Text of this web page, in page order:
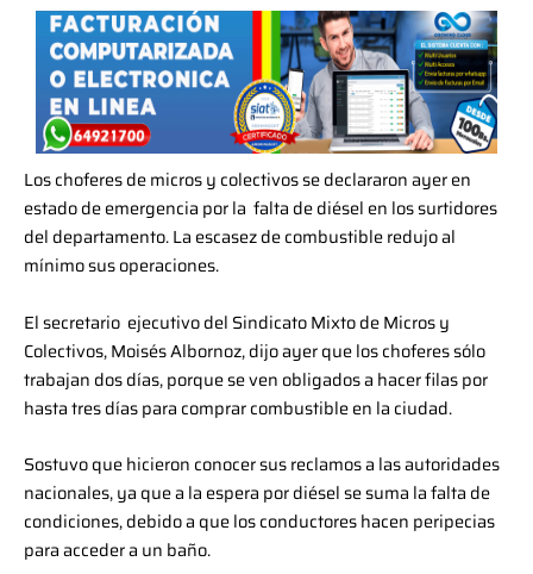
Los choferes de micros y colectivos se declararon ayer en
estado de emergencia por la falta de diésel en los surtidores
del departamento. La escasez de combustible redujo al
mínimo sus operaciones.
El secretario ejecutivo del Sindicato Mixto de Micros y
Colectivos, Moisés Albornoz, dijo ayer que los choferes sólo
trabajan dos días, porque se ven obligados a hacer filas por
hasta tres días para comprar combustible en la ciudad.
Sostuvo que hicieron conocer sus reclamos a las autoridades
nacionales, ya que a la espera por diésel se suma la falta de
condiciones, debido a que los conductores hacen peripecias
para acceder a un baño.